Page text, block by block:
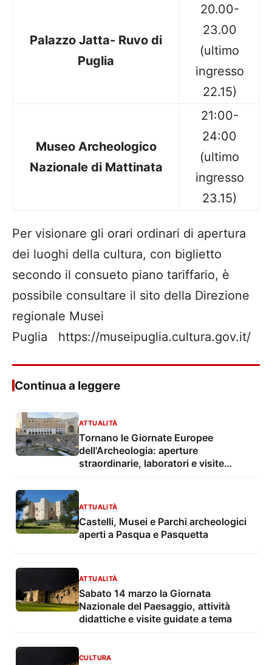
Palazzo Jatta- Ruvo di
Puglia
20.00-
23.00
(ultimo
ingresso
22.15)
Museo Archeologico
Nazionale di Mattinata
21:00-
24:00
(ultimo
ingresso
23.15)
Per visionare gli orari ordinari di apertura
dei luoghi della cultura, con biglietto
secondo il consueto piano tariffario, è
possibile consultare il sito della Direzione
regionale Musei
Puglia
https://museipuglia.cultura.gov.it/
Continua a leggere
ATTUALITÀ
Tornano le Giornate Europee
dell'Archeologia: aperture
straordinarie, laboratori e visite
ATTUALITÀ
Castelli, Musei e Parchi archeologici
aperti a Pasqua e Pasquetta
ATTUALITÀ
Sabato 14 marzo la Giornata
Nazionale del Paesaggio, attività
didattiche e visite guidate a tema
CULTURA